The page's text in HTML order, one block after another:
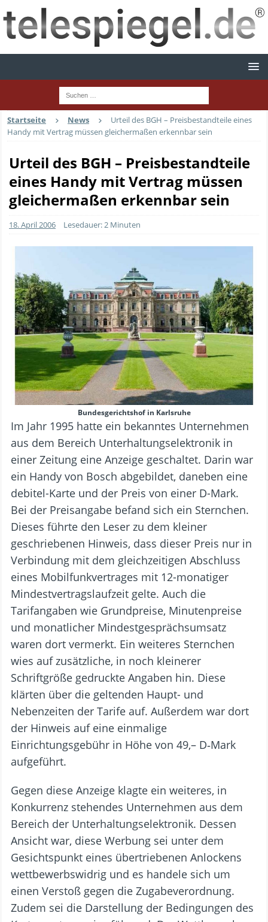
Startseite News
Urteil des BGH – Preisbestandteile eines
Handy mit Vertrag müssen gleichermaßen erkennbar sein
Urteil des BGH – Preisbestandteile
eines Handy mit Vertrag müssen
gleichermaßen erkennbar sein
18. April 2006 Lesedauer: 2 Minuten
Bundesgerichtshof in Karlsruhe
Im Jahr 1995 hatte ein bekanntes Unternehmen
aus dem Bereich Unterhaltungselektronik in
einer Zeitung eine Anzeige geschaltet. Darin war
ein Handy von Bosch abgebildet, daneben eine
debitel-Karte und der Preis von einer D-Mark.
Bei der Preisangabe befand sich ein Sternchen.
Dieses führte den Leser zu dem kleiner
geschriebenen Hinweis, dass dieser Preis nur in
Verbindung mit dem gleichzeitigen Abschluss
eines Mobilfunkvertrages mit 12-monatiger
Mindestvertragslaufzeit gelte. Auch die
Tarifangaben wie Grundpreise, Minutenpreise
und monatlicher Mindestgesprächsumsatz
waren dort vermerkt. Ein weiteres Sternchen
wies auf zusätzliche, in noch kleinerer
Schriftgröße gedruckte Angaben hin. Diese
klärten über die geltenden Haupt- und
Nebenzeiten der Tarife auf. Außerdem war dort
der Hinweis auf eine einmalige
Einrichtungsgebühr in Höhe von 49,– D‑Mark
aufgeführt.
Gegen diese Anzeige klagte ein weiteres, in
Konkurrenz stehendes Unternehmen aus dem
Bereich der Unterhaltungselektronik. Dessen
Ansicht war, diese Werbung sei unter dem
Gesichtspunkt eines übertriebenen Anlockens
wettbewerbswidrig und es handele sich um
einen Verstoß gegen die Zugabeverordnung.
Zudem sei die Darstellung der Bedingungen des